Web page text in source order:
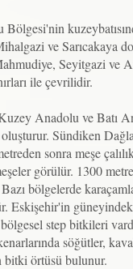
ve Sarıcakaya
Seyitgazi ve
ile çevrilidir.
Anadolu ve Batı
Sündiken
sonra meşe
görülür. 1300
bölgelerde
Eskişehir'in
step bitkileri
söğütler,
örtüsü bulunur.